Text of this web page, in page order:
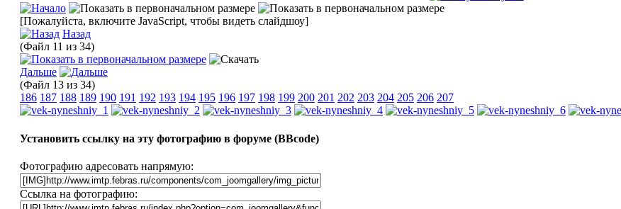
[Пожалуйста, включите JavaScript, чтобы видеть слайдшоу]
Назад
(Файл 11 из 34)
Дальше
(Файл 13 из 34)
186 187 188 189 190 191 192 193 194 195 196 197 198 199 200 201 202 203 204 205 206 207
Установить ссылку на эту фотографию в форуме (BBcode)
Фотографию адресовать напрямую:
Ссылка на фотографию: